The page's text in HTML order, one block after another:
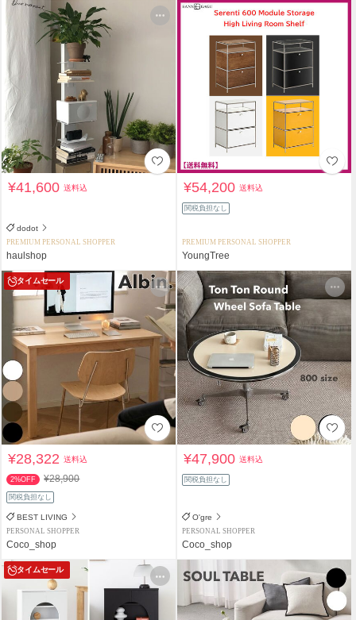
¥41,600送料込
dodot
PREMIUM PERSONAL SHOPPER
haulshop
¥54,200送料込
関税負担なし
PREMIUM PERSONAL SHOPPER
YoungTree
タイムセール
¥28,322送料込
2%OFF ¥28,900
関税負担なし
BEST LIVING
PERSONAL SHOPPER
Coco_shop
¥47,900送料込
関税負担なし
O'gre
PERSONAL SHOPPER
Coco_shop
タイムセール